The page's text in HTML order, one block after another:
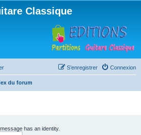
Classique
Connexion
S’enregistrer
du forum
has an identity.